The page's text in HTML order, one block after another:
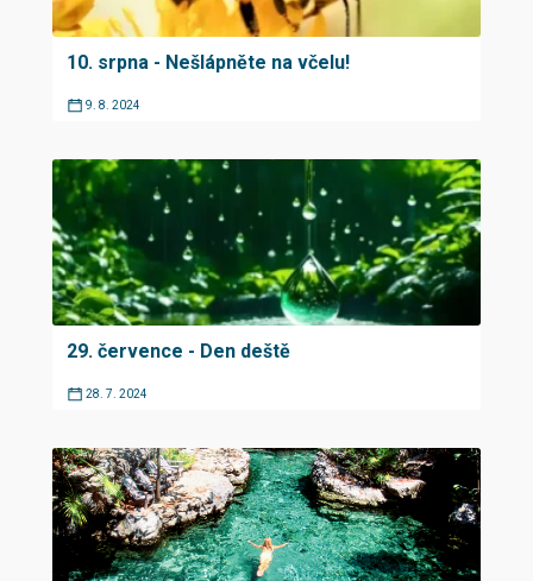
10. srpna - Nešlápněte na včelu!
9. 8. 2024
29. července - Den deště
28. 7. 2024